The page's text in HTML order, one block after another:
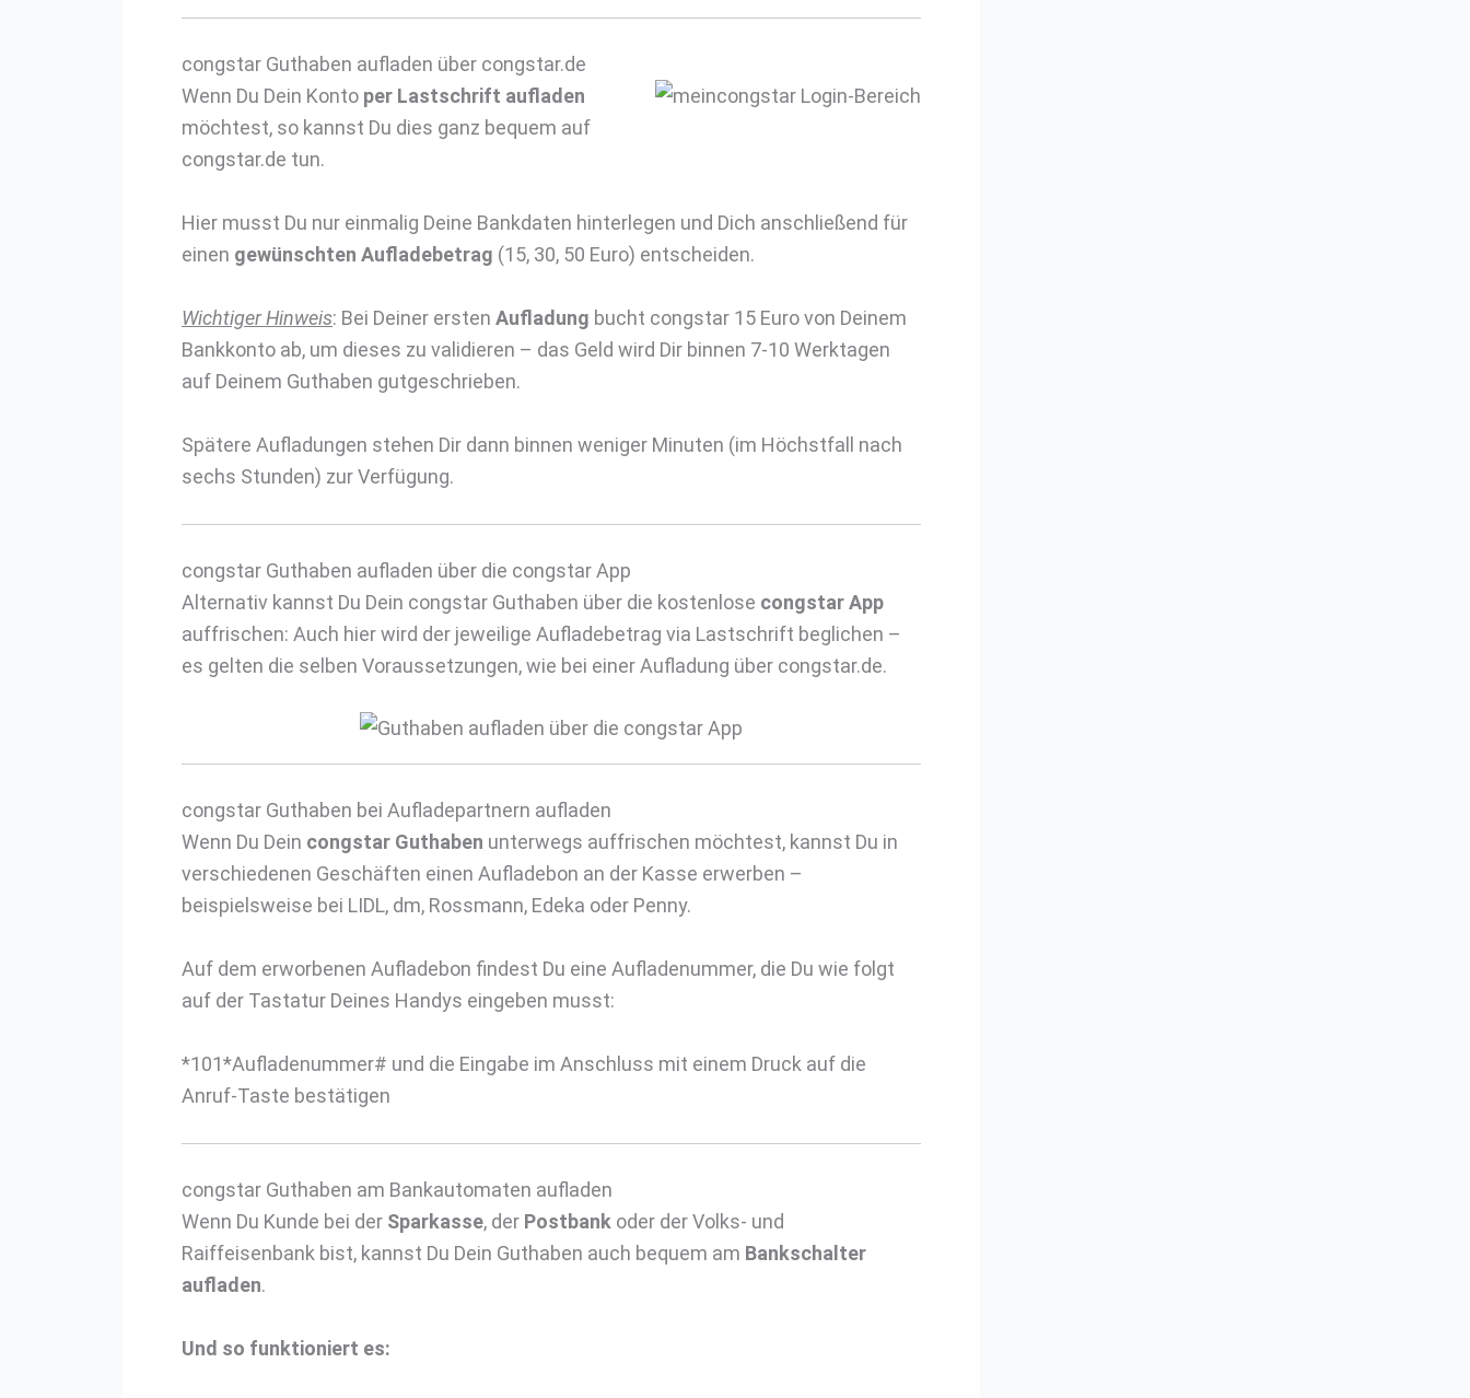
congstar Guthaben aufladen über congstar.de
Wenn Du Dein Konto per Lastschrift aufladen
möchtest, so kannst Du dies ganz bequem auf
congstar.de tun.
Hier musst Du nur einmalig Deine Bankdaten hinterlegen und Dich anschließend für
einen gewünschten Aufladebetrag (15, 30, 50 Euro) entscheiden.
Wichtiger Hinweis: Bei Deiner ersten Aufladung bucht congstar 15 Euro von Deinem
Bankkonto ab, um dieses zu validieren – das Geld wird Dir binnen 7-10 Werktagen
auf Deinem Guthaben gutgeschrieben.
Spätere Aufladungen stehen Dir dann binnen weniger Minuten (im Höchstfall nach
sechs Stunden) zur Verfügung.
congstar Guthaben aufladen über die congstar App
Alternativ kannst Du Dein congstar Guthaben über die kostenlose congstar App
auffrischen: Auch hier wird der jeweilige Aufladebetrag via Lastschrift beglichen –
es gelten die selben Voraussetzungen, wie bei einer Aufladung über congstar.de.
congstar Guthaben bei Aufladepartnern aufladen
Wenn Du Dein congstar Guthaben unterwegs auffrischen möchtest, kannst Du in
verschiedenen Geschäften einen Aufladebon an der Kasse erwerben –
beispielsweise bei LIDL, dm, Rossmann, Edeka oder Penny.
Auf dem erworbenen Aufladebon findest Du eine Aufladenummer, die Du wie folgt
auf der Tastatur Deines Handys eingeben musst:
*101*Aufladenummer# und die Eingabe im Anschluss mit einem Druck auf die
Anruf-Taste bestätigen
congstar Guthaben am Bankautomaten aufladen
Wenn Du Kunde bei der Sparkasse, der Postbank oder der Volks- und
Raiffeisenbank bist, kannst Du Dein Guthaben auch bequem am Bankschalter
aufladen.
Und so funktioniert es: